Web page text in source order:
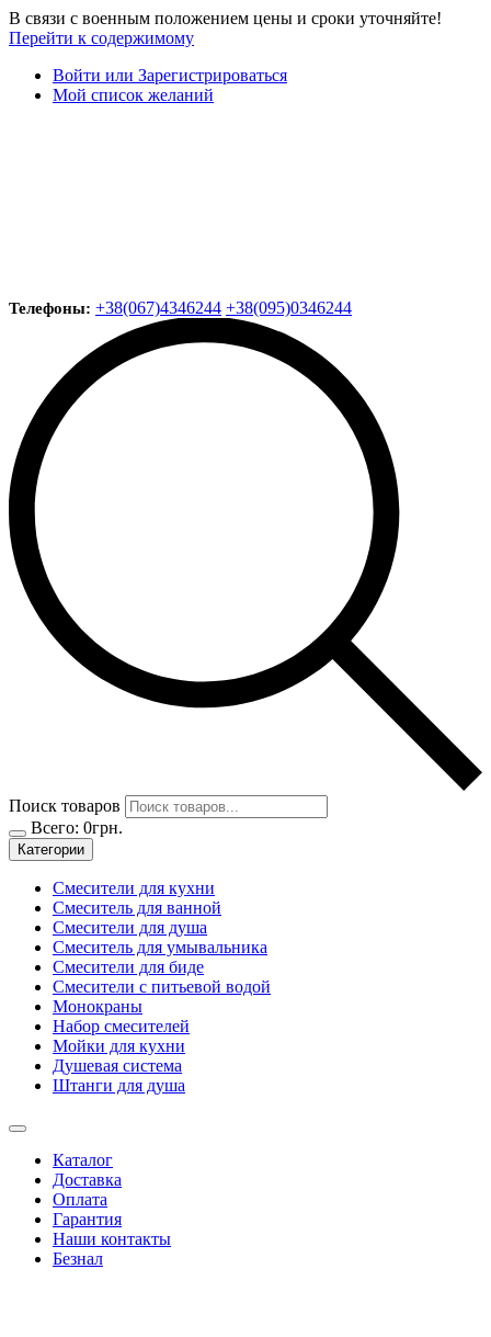
В связи с военным положением цены и сроки уточняйте!
Перейти к содержимому
Войти или Зарегистрироваться
Мой список желаний
Телефоны: +38(067)4346244 +38(095)0346244
Поиск товаров
Всего: 0грн.
Категории
Смесители для кухни
Смеситель для ванной
Смесители для душа
Смеситель для умывальника
Смесители для биде
Смесители с питьевой водой
Монокраны
Набор смесителей
Мойки для кухни
Душевая система
Штанги для душа
Каталог
Доставка
Оплата
Гарантия
Наши контакты
Безнал